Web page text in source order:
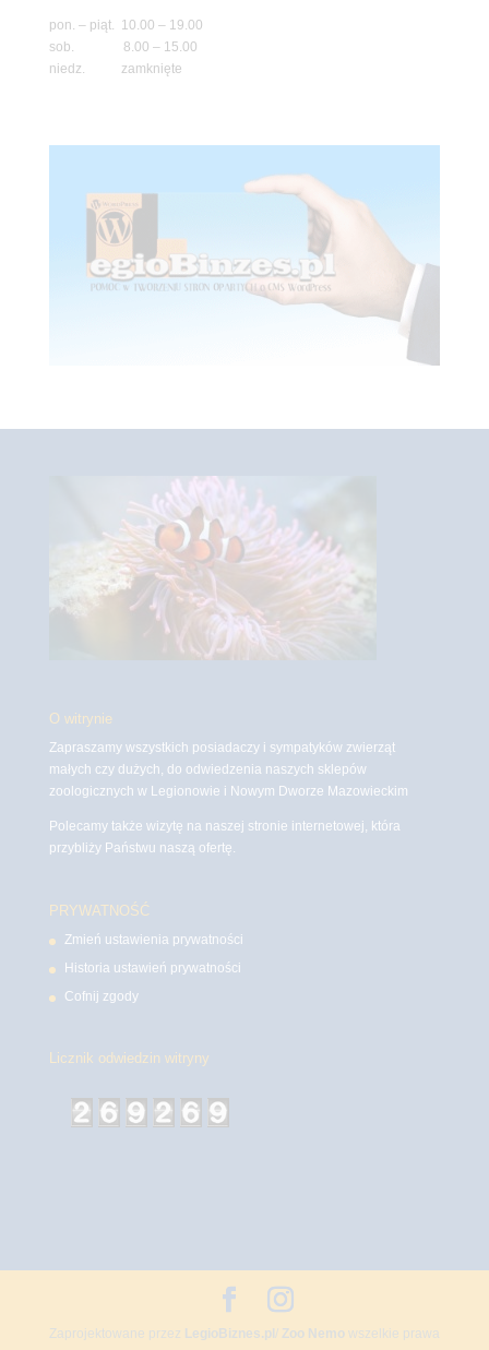
pon. – piąt. 10.00 – 19.00
sob. 8.00 – 15.00
niedz. zamknięte
O witrynie
Zapraszamy wszystkich posiadaczy i sympatyków zwierząt
małych czy dużych, do odwiedzenia naszych sklepów
zoologicznych w Legionowie i Nowym Dworze Mazowieckim
Polecamy także wizytę na naszej stronie internetowej, która
przybliży Państwu naszą ofertę.
PRYWATNOŚĆ
Zmień ustawienia prywatności
Historia ustawień prywatności
Cofnij zgody
Licznik odwiedzin witryny
Zaprojektowane przez LegioBiznes.pl/ Zoo Nemowszelkie prawa